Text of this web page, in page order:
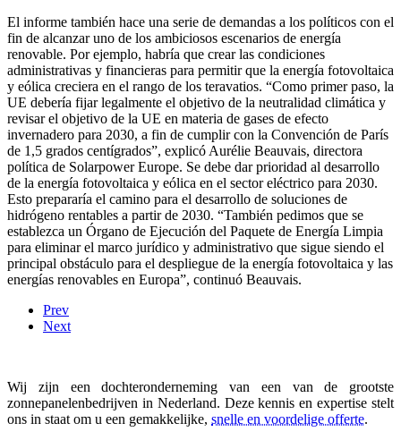
El informe también hace una serie de demandas a los políticos con el
fin de alcanzar uno de los ambiciosos escenarios de energía
renovable. Por ejemplo, habría que crear las condiciones
administrativas y financieras para permitir que la energía fotovoltaica
y eólica creciera en el rango de los teravatios. “Como primer paso, la
UE debería fijar legalmente el objetivo de la neutralidad climática y
revisar el objetivo de la UE en materia de gases de efecto
invernadero para 2030, a fin de cumplir con la Convención de París
de 1,5 grados centígrados”, explicó Aurélie Beauvais, directora
política de Solarpower Europe. Se debe dar prioridad al desarrollo
de la energía fotovoltaica y eólica en el sector eléctrico para 2030.
Esto prepararía el camino para el desarrollo de soluciones de
hidrógeno rentables a partir de 2030. “También pedimos que se
establezca un Órgano de Ejecución del Paquete de Energía Limpia
para eliminar el marco jurídico y administrativo que sigue siendo el
principal obstáculo para el despliegue de la energía fotovoltaica y las
energías renovables en Europa”, continuó Beauvais.
Prev
Next
Wij zijn een dochteronderneming van een van de grootste
zonnepanelenbedrijven in Nederland. Deze kennis en expertise stelt
ons in staat om u een gemakkelijke, snelle en voordelige offerte.